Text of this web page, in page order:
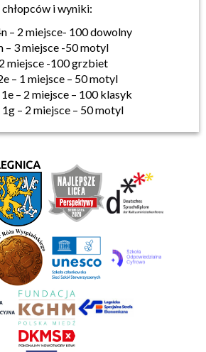
i wyniki:
– 2 miejsce- 100 dowolny
– 3 miejsce -50 motyl
miejsce -100 grzbiet
– 1 miejsce – 50 motyl
1e – 2 miejsce – 100 klasyk
1g – 2 miejsce – 50 motyl